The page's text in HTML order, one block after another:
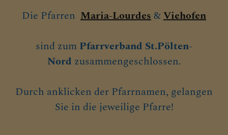
KALENDER
MARIA-LOURDES
VIEHOFEN
Die Pfarren Maria-Lourdes&Viehofen
sind zum Pfarrverband St.Pölten-
Nord zusammengeschlossen.
Durch anklicken der Pfarrnamen, gelangen
Sie in die jeweilige Pfarre!